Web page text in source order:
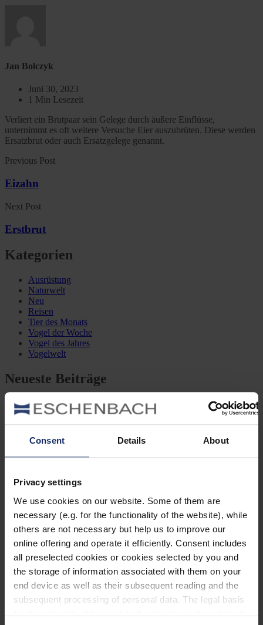
Consent Details About
Privacy settings
We use cookies on our website. Some of them are
necessary (e.g. for the functionality of the website), while
others are not necessary but help us to improve our
online offering and operate it efficiently. Consent includes
all preselected cookies or cookies selected by you and
the storage of information associated with them on your
end device as well as their subsequent reading and the
subsequent processing of personal data. The legal basis
for the consent with regard to the storage and reading of
Jan Bolczyk
Juni 30, 2023
1 Min Lesezeit
Verliert ein Brutpaar sein Gelege durch äußere Einflüsse,
unternimmt es oft weitere Versuche Eier auszubrüten. Diese werden
Ersatzbrut oder auch Ersatzgelege genannt.
Previous Post
Eizahn
Next Post
Erstbrut
Kategorien
Ausrüstung
Naturwelt
Neu
Reisen
Tier des Monats
Vogel der Woche
Vogel des Jahres
Vogelwelt
Neueste Beiträge
Baumfalke: Flugkünstler mit Hose
Ein schneller, kleiner Vogel, der zum Überwintern bis nach Afrika
Nest zu bauen: der Baumfalke.
Mönchsgrasmücke: Kleine Insektenjägerin
Grasmücken und ist ein kleiner lebhafter Vogel, der sich
hauptsächlich von Insekten ernährt.
Vögel in der Stadt: Vogelbeobachtung
Oft wird die Stadt als Gegenteil zur Natur betrachtet. Da überrascht
es nicht, dass vor allem Neulinge in der Vogelbeobachtung glauben,
in der Stadt wären nur Tauben und Sperlinge zu sehen. Weit gefehlt!